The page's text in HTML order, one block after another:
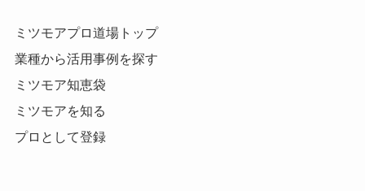
ミツモアプロ道場トップ
業種から活用事例を探す
ミツモア知恵袋
ミツモアを知る
プロとして登録